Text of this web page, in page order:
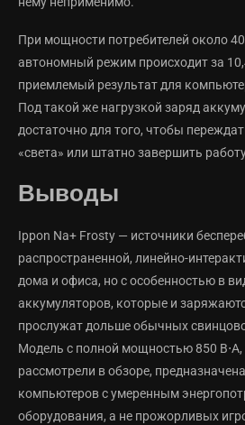
При мощности потребителей около
автономный режим происходит за
приемлемый результат для
Под такой же нагрузкой заряд
достаточно для того, чтобы
«света» или штатно завершить
Выводы
Ippon Na+ Frosty — источники
распространенной, линейно-
дома и офиса, но с особенностью в
аккумуляторов, которые и
прослужат дольше обычных
Модель с полной мощностью 850
рассмотрели в обзоре,
компьютеров с умеренным
оборудования, а не прожорливых